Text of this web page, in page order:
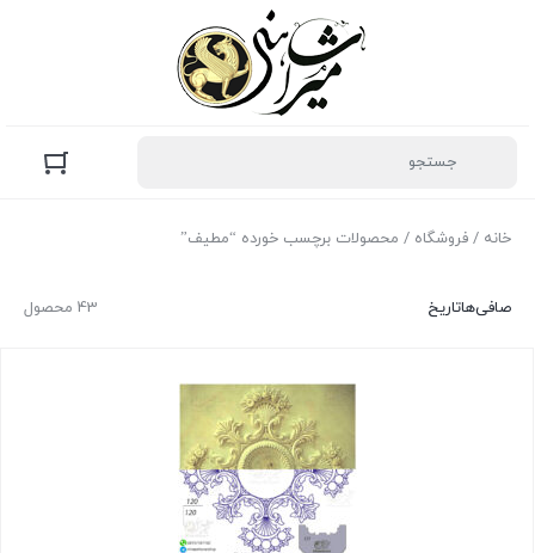
خانه / فروشگاه / محصولات برچسب خورده “مطیف”
43 محصول صافی‌هاتاریخ